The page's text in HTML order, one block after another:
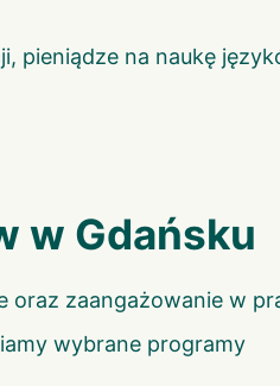
pieniądze na naukę
w Gdańsku
zaangażowanie w
wybrane programy